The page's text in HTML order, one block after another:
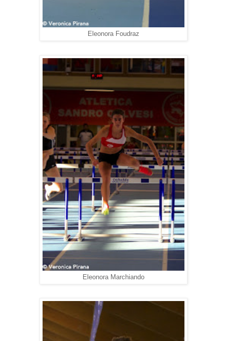
Eleonora Foudraz
Eleonora Marchiando